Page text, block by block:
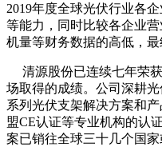
2019年度全球光伏行业各
等能力，同时比较各企业
机量等财务数据的高低，最
清源股份已连续七年荣
场取得的成绩。公司深耕
系列光伏支架解决方案和
盟CE认证等专业机构的认
案已销往全球三十几个国